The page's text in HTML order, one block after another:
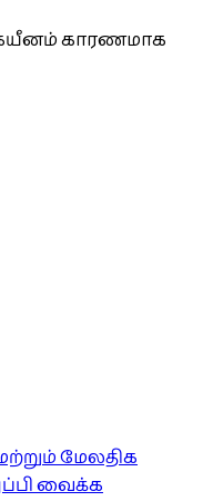
காரணமாக
மேலதிக
வைக்க